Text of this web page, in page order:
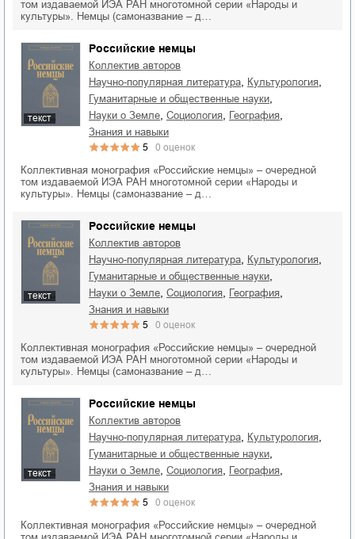
том издаваемой ИЭА РАН многотомной серии «Народы и
культуры». Немцы (самоназвание – д…
текст
Российские немцы
Коллектив авторов
научно-популярная литература
культурология
гуманитарные и общественные науки
науки о Земле социология география
знания и навыки
5 0 оценок
Коллективная монография «Российские немцы» – очередной
том издаваемой ИЭА РАН многотомной серии «Народы и
культуры». Немцы (самоназвание – д…
текст
Российские немцы
Коллектив авторов
научно-популярная литература
культурология
гуманитарные и общественные науки
науки о Земле социология география
знания и навыки
5 0 оценок
Коллективная монография «Российские немцы» – очередной
том издаваемой ИЭА РАН многотомной серии «Народы и
культуры». Немцы (самоназвание – д…
текст
Российские немцы
Коллектив авторов
научно-популярная литература
культурология
гуманитарные и общественные науки
науки о Земле социология география
знания и навыки
5 0 оценок
Коллективная монография «Российские немцы» – очередной